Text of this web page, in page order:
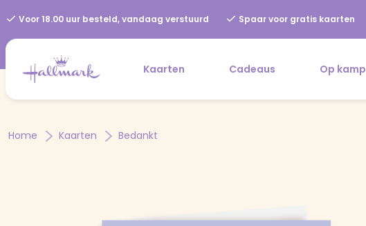
Voor 18.00 uur besteld, vandaag verstuurd Spaar voor gratis kaarten
Kaarten Cadeaus Op kamp
Home Kaarten Bedankt